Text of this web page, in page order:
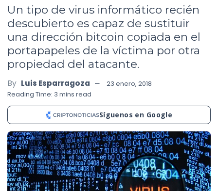
Un tipo de virus informático recién
descubierto es capaz de sustituir
una dirección bitcoin copiada en el
portapapeles de la víctima por otra
propiedad del atacante.
By Luis Esparragoza
23 enero, 2018
Reading Time: 3 mins read
Síguenos en Google